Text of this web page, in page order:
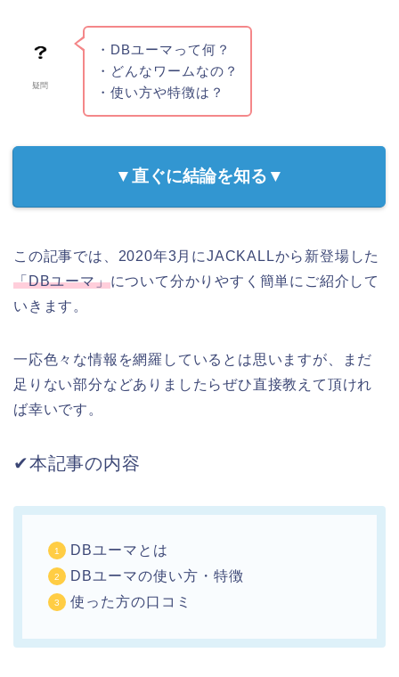
疑問
・DBユーマって何？
・どんなワームなの？
・使い方や特徴は？
▼直ぐに結論を知る▼
この記事では、2020年3月にJACKALLから新登場した
「DBユーマ」について分かりやすく簡単にご紹介して
いきます。
一応色々な情報を網羅しているとは思いますが、まだ
足りない部分などありましたらぜひ直接教えて頂けれ
ば幸いです。
✔︎本記事の内容
DBユーマとは
DBユーマの使い方・特徴
使った方の口コミ